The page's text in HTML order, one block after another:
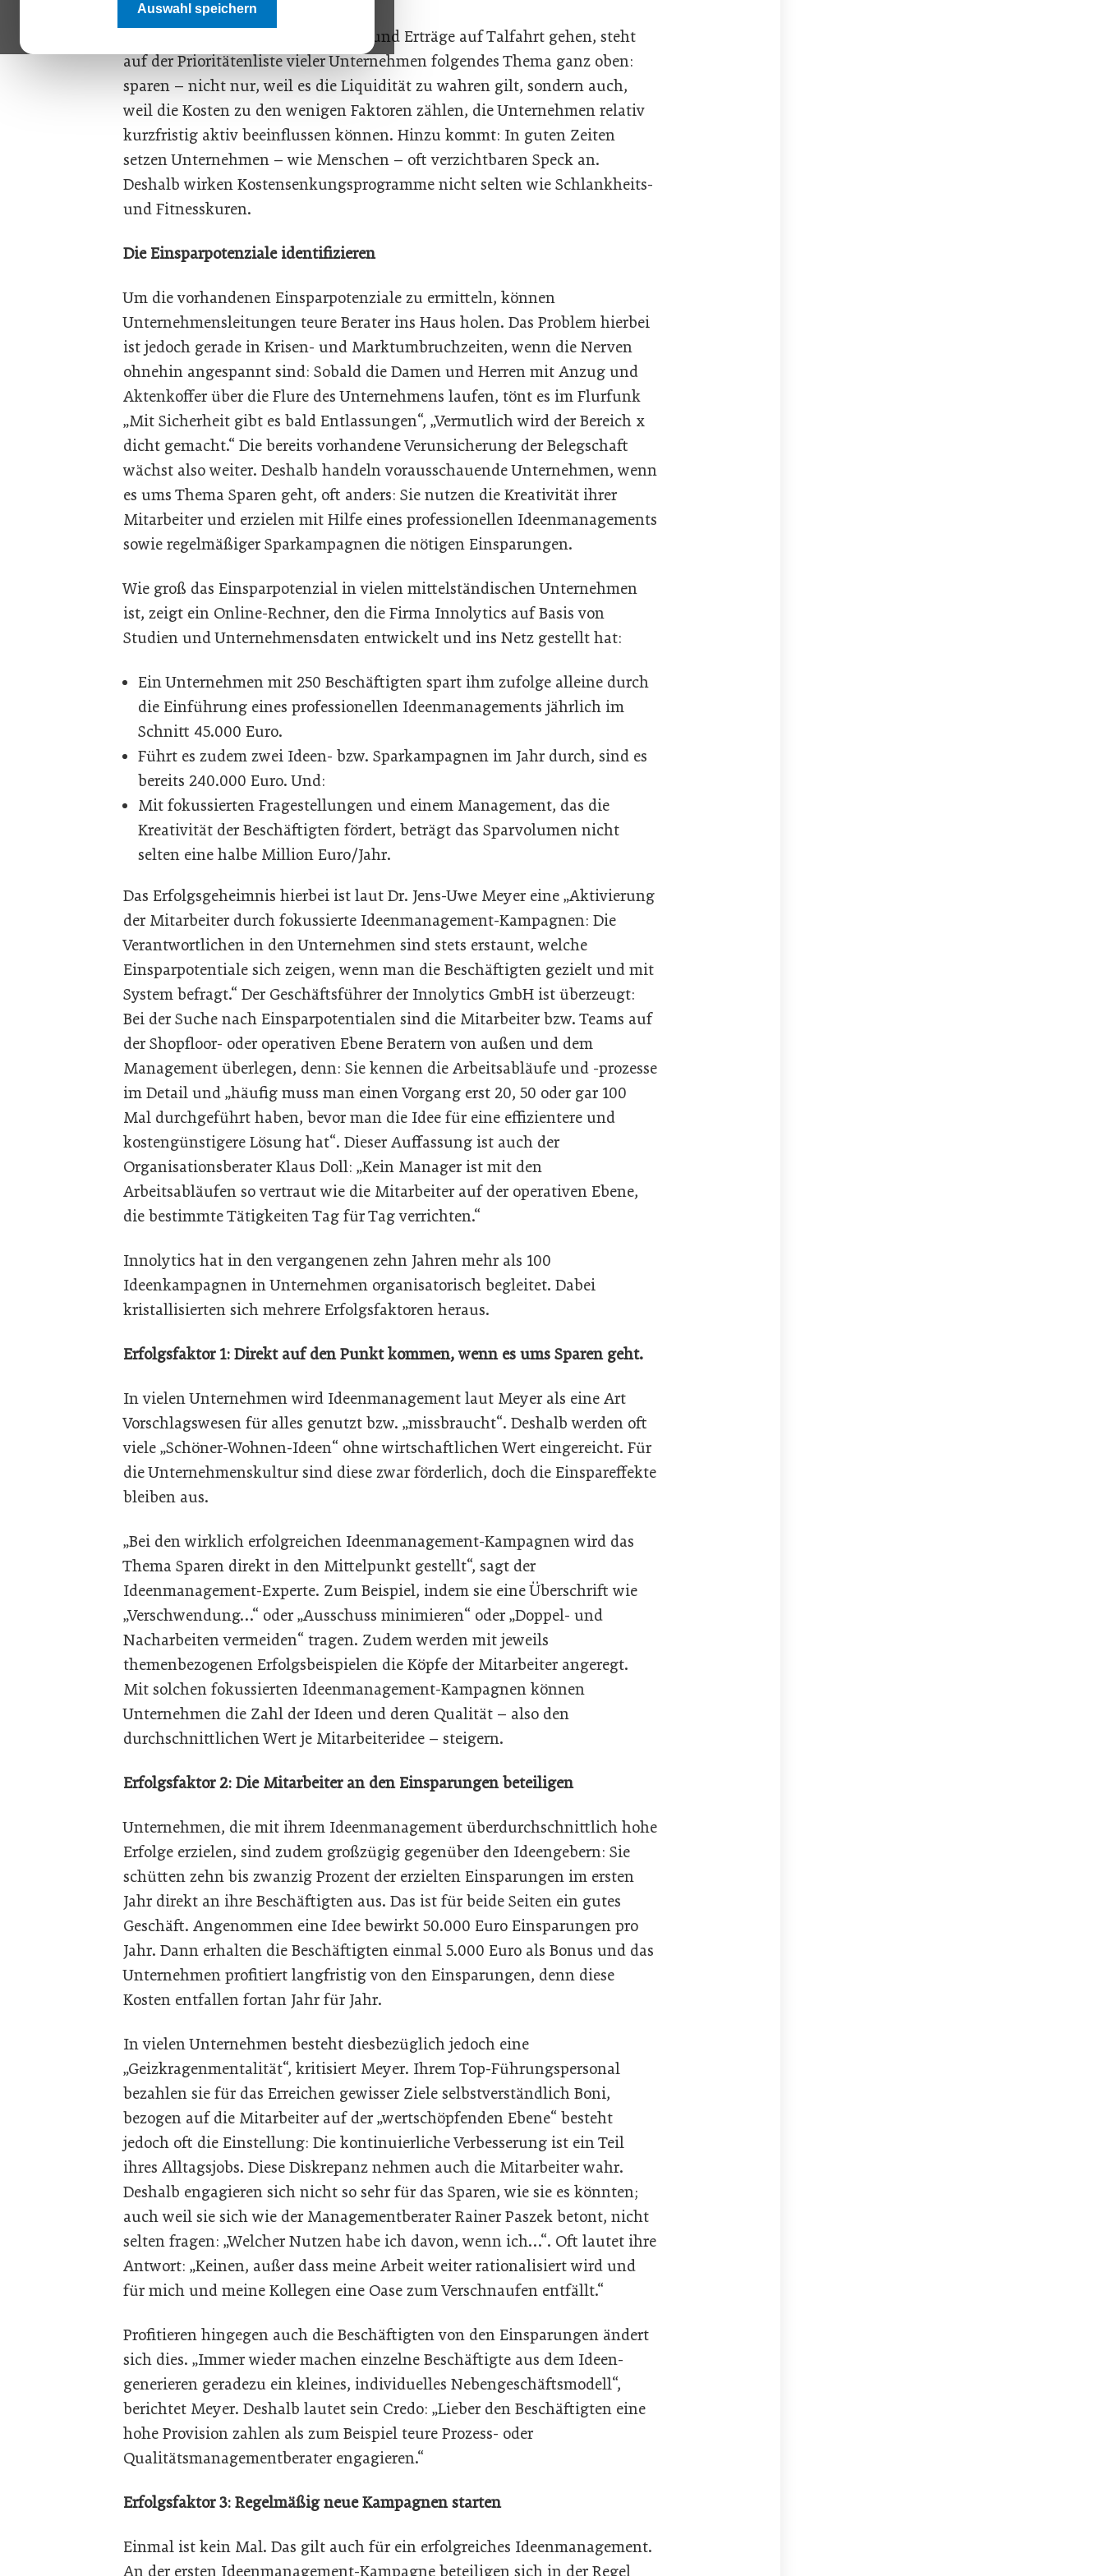
Auswahl speichern
In Krisenzeiten, wenn die Umsätze und Erträge auf Talfahrt gehen, steht
auf der Prioritätenliste vieler Unternehmen folgendes Thema ganz oben:
sparen – nicht nur, weil es die Liquidität zu wahren gilt, sondern auch,
weil die Kosten zu den wenigen Faktoren zählen, die Unternehmen relativ
kurzfristig aktiv beeinflussen können. Hinzu kommt: In guten Zeiten
setzen Unternehmen – wie Menschen – oft verzichtbaren Speck an.
Deshalb wirken Kostensenkungsprogramme nicht selten wie Schlankheits-
und Fitnesskuren.
Die Einsparpotenziale identifizieren
Um die vorhandenen Einsparpotenziale zu ermitteln, können
Unternehmensleitungen teure Berater ins Haus holen. Das Problem hierbei
ist jedoch gerade in Krisen- und Marktumbruchzeiten, wenn die Nerven
ohnehin angespannt sind: Sobald die Damen und Herren mit Anzug und
Aktenkoffer über die Flure des Unternehmens laufen, tönt es im Flurfunk
„Mit Sicherheit gibt es bald Entlassungen“, „Vermutlich wird der Bereich x
dicht gemacht.“ Die bereits vorhandene Verunsicherung der Belegschaft
wächst also weiter. Deshalb handeln vorausschauende Unternehmen, wenn
es ums Thema Sparen geht, oft anders: Sie nutzen die Kreativität ihrer
Mitarbeiter und erzielen mit Hilfe eines professionellen Ideenmanagements
sowie regelmäßiger Sparkampagnen die nötigen Einsparungen.
Wie groß das Einsparpotenzial in vielen mittelständischen Unternehmen
ist, zeigt ein Online-Rechner, den die Firma Innolytics auf Basis von
Studien und Unternehmensdaten entwickelt und ins Netz gestellt hat:
Ein Unternehmen mit 250 Beschäftigten spart ihm zufolge alleine durch
die Einführung eines professionellen Ideenmanagements jährlich im
Schnitt 45.000 Euro.
Führt es zudem zwei Ideen- bzw. Sparkampagnen im Jahr durch, sind es
bereits 240.000 Euro. Und:
Mit fokussierten Fragestellungen und einem Management, das die
Kreativität der Beschäftigten fördert, beträgt das Sparvolumen nicht
selten eine halbe Million Euro/Jahr.
Das Erfolgsgeheimnis hierbei ist laut Dr. Jens-Uwe Meyer eine „Aktivierung
der Mitarbeiter durch fokussierte Ideenmanagement-Kampagnen: Die
Verantwortlichen in den Unternehmen sind stets erstaunt, welche
Einsparpotentiale sich zeigen, wenn man die Beschäftigten gezielt und mit
System befragt.“ Der Geschäftsführer der Innolytics GmbH ist überzeugt:
Bei der Suche nach Einsparpotentialen sind die Mitarbeiter bzw. Teams auf
der Shopfloor- oder operativen Ebene Beratern von außen und dem
Management überlegen, denn: Sie kennen die Arbeitsabläufe und -prozesse
im Detail und „häufig muss man einen Vorgang erst 20, 50 oder gar 100
Mal durchgeführt haben, bevor man die Idee für eine effizientere und
kostengünstigere Lösung hat“. Dieser Auffassung ist auch der
Organisationsberater Klaus Doll: „Kein Manager ist mit den
Arbeitsabläufen so vertraut wie die Mitarbeiter auf der operativen Ebene,
die bestimmte Tätigkeiten Tag für Tag verrichten.“
Innolytics hat in den vergangenen zehn Jahren mehr als 100
Ideenkampagnen in Unternehmen organisatorisch begleitet. Dabei
kristallisierten sich mehrere Erfolgsfaktoren heraus.
Erfolgsfaktor 1: Direkt auf den Punkt kommen, wenn es ums Sparen geht.
In vielen Unternehmen wird Ideenmanagement laut Meyer als eine Art
Vorschlagswesen für alles genutzt bzw. „missbraucht“. Deshalb werden oft
viele „Schöner-Wohnen-Ideen“ ohne wirtschaftlichen Wert eingereicht. Für
die Unternehmenskultur sind diese zwar förderlich, doch die Einspareffekte
bleiben aus.
„Bei den wirklich erfolgreichen Ideenmanagement-Kampagnen wird das
Thema Sparen direkt in den Mittelpunkt gestellt“, sagt der
Ideenmanagement-Experte. Zum Beispiel, indem sie eine Überschrift wie
„Verschwendung…“ oder „Ausschuss minimieren“ oder „Doppel- und
Nacharbeiten vermeiden“ tragen. Zudem werden mit jeweils
themenbezogenen Erfolgsbeispielen die Köpfe der Mitarbeiter angeregt.
Mit solchen fokussierten Ideenmanagement-Kampagnen können
Unternehmen die Zahl der Ideen und deren Qualität – also den
durchschnittlichen Wert je Mitarbeiteridee – steigern.
Erfolgsfaktor 2: Die Mitarbeiter an den Einsparungen beteiligen
Unternehmen, die mit ihrem Ideenmanagement überdurchschnittlich hohe
Erfolge erzielen, sind zudem großzügig gegenüber den Ideengebern: Sie
schütten zehn bis zwanzig Prozent der erzielten Einsparungen im ersten
Jahr direkt an ihre Beschäftigten aus. Das ist für beide Seiten ein gutes
Geschäft. Angenommen eine Idee bewirkt 50.000 Euro Einsparungen pro
Jahr. Dann erhalten die Beschäftigten einmal 5.000 Euro als Bonus und das
Unternehmen profitiert langfristig von den Einsparungen, denn diese
Kosten entfallen fortan Jahr für Jahr.
In vielen Unternehmen besteht diesbezüglich jedoch eine
„Geizkragenmentalität“, kritisiert Meyer. Ihrem Top-Führungspersonal
bezahlen sie für das Erreichen gewisser Ziele selbstverständlich Boni,
bezogen auf die Mitarbeiter auf der „wertschöpfenden Ebene“ besteht
jedoch oft die Einstellung: Die kontinuierliche Verbesserung ist ein Teil
ihres Alltagsjobs. Diese Diskrepanz nehmen auch die Mitarbeiter wahr.
Deshalb engagieren sich nicht so sehr für das Sparen, wie sie es könnten;
auch weil sie sich wie der Managementberater Rainer Paszek betont, nicht
selten fragen: „Welcher Nutzen habe ich davon, wenn ich…“. Oft lautet ihre
Antwort: „Keinen, außer dass meine Arbeit weiter rationalisiert wird und
für mich und meine Kollegen eine Oase zum Verschnaufen entfällt.“
Profitieren hingegen auch die Beschäftigten von den Einsparungen ändert
sich dies. „Immer wieder machen einzelne Beschäftigte aus dem Ideen-
generieren geradezu ein kleines, individuelles Nebengeschäftsmodell“,
berichtet Meyer. Deshalb lautet sein Credo: „Lieber den Beschäftigten eine
hohe Provision zahlen als zum Beispiel teure Prozess- oder
Qualitätsmanagementberater engagieren.“
Erfolgsfaktor 3: Regelmäßig neue Kampagnen starten
Einmal ist kein Mal. Das gilt auch für ein erfolgreiches Ideenmanagement.
An der ersten Ideenmanagement-Kampagne beteiligen sich in der Regel